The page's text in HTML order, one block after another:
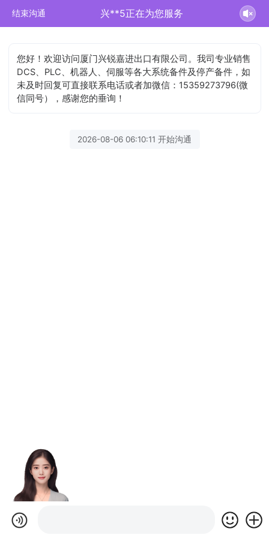
结束沟通 兴**5正在为您服务
您好！欢迎访问厦门兴锐嘉进出口有限公司。我司专业销售
DCS、PLC、机器人、伺服等各大系统备件及停产备件，如
未及时回复可直接联系电话或者加微信：15359273796(微
信同号），感谢您的垂询！
2026-08-06 06:10:11 开始沟通